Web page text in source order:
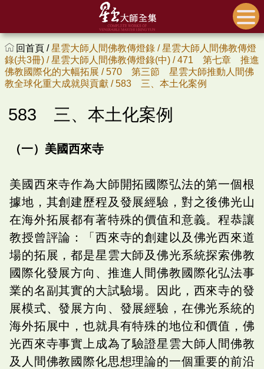
回首頁 /星雲大師人間佛教傳燈錄 /星雲大師人間佛教傳燈
錄(共3冊) /星雲大師人間佛教傳燈錄(中) /471 第七章 推進
佛教國際化的大幅拓展 /570 第三節 星雲大師推動人間佛
教全球化重大成就與貢獻 /583 三、本土化案例
583 三、本土化案例
（一）美國西來寺
美國西來寺作為大師開拓國際弘法的第一個根
據地，其創建歷程及發展經驗，對之後佛光山
在海外拓展都有著特殊的價值和意義。程恭讓
教授曾評論：「西來寺的創建以及佛光西來道
場的拓展，都是星雲大師及佛光系統探索佛教
國際化發展方向、推進人間佛教國際化弘法事
業的名副其實的大試驗場。因此，西來寺的發
展模式、發展方向、發展經驗，在佛光系統的
海外拓展中，也就具有特殊的地位和價值，佛
光西來寺事實上成為了驗證星雲大師人間佛教
及人間佛教國際化思想理論的一個重要的前沿